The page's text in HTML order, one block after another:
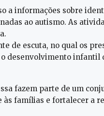
a informações sobre
ao autismo. As
de escuta, no qual os
desenvolvimento infantil
fazem parte de um
famílias e fortalecer a